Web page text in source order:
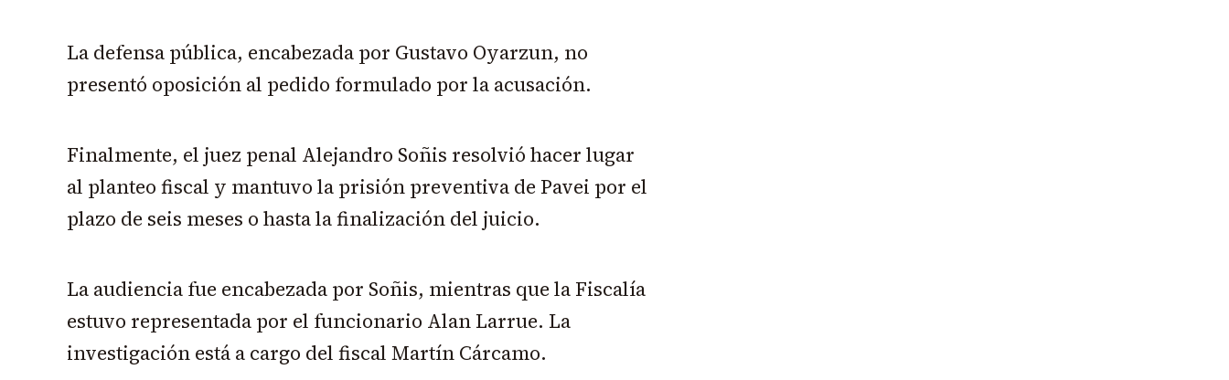
La defensa pública, encabezada por Gustavo Oyarzun, no
presentó oposición al pedido formulado por la acusación.
Finalmente, el juez penal Alejandro Soñis resolvió hacer lugar
al planteo fiscal y mantuvo la prisión preventiva de Pavei por el
plazo de seis meses o hasta la finalización del juicio.
La audiencia fue encabezada por Soñis, mientras que la Fiscalía
estuvo representada por el funcionario Alan Larrue. La
investigación está a cargo del fiscal Martín Cárcamo.